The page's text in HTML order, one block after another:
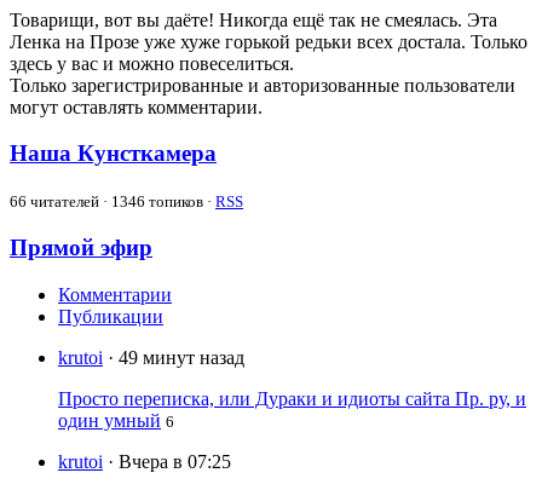
Товарищи, вот вы даёте! Никогда ещё так не смеялась. Эта
Ленка на Прозе уже хуже горькой редьки всех достала. Только
здесь у вас и можно повеселиться.
Только зарегистрированные и авторизованные пользователи
могут оставлять комментарии.
Наша Кунсткамера
66 читателей · 1346 топиков · RSS
Прямой эфир
Комментарии
Публикации
krutoi · 49 минут назад
Просто переписка, или Дураки и идиоты сайта Пр. ру, и
один умный 6
krutoi · Вчера в 07:25